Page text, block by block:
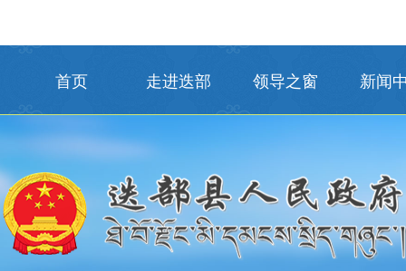
首页 走进迭部 领导之窗 新闻